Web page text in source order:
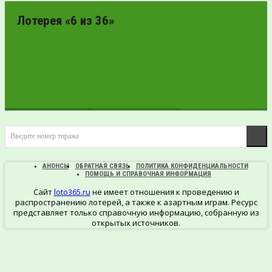
ПРОВЕРИТЬ
БИЛЕТ
Лотерея «6 из 36»
ПРОВЕРИТЬ
БИЛЕТ
Введите номер тиража
АНОНСЫ ОБРАТНАЯ СВЯЗЬ
ПОЛИТИКА КОНФИДЕНЦИАЛЬНОСТИ
ПОМОЩЬ И СПРАВОЧНАЯ ИНФОРМАЦИЯ
Сайтloto365.ru не имеет отношения к проведению и
распространению лотерей, а также к азартным играм. Ресурс
представляет только справочную информацию, собранную из
открытых источников.